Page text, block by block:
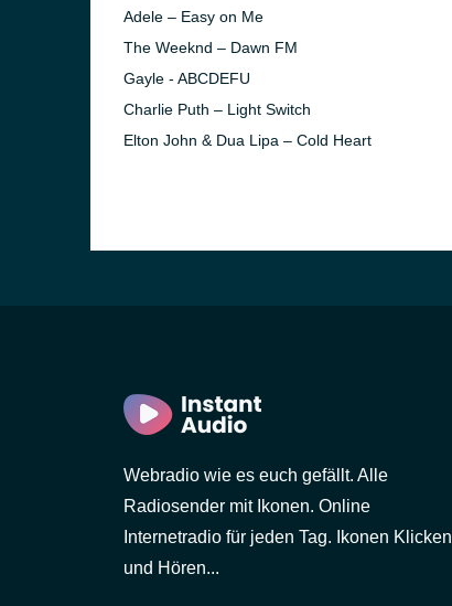
Adele – Easy on Me
The Weeknd – Dawn FM
Gayle - ABCDEFU
Charlie Puth – Light Switch
Elton John & Dua Lipa – Cold Heart
Webradio wie es euch gefällt. Alle
Radiosender mit Ikonen. Online
Internetradio für jeden Tag. Ikonen Klicken
und Hören...